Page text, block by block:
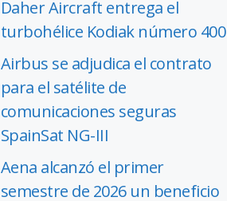
Daher Aircraft entrega el
turbohélice Kodiak número 400
Airbus se adjudica el contrato
para el satélite de
comunicaciones seguras
SpainSat NG-III
Aena alcanzó el primer
semestre de 2026 un beneficio